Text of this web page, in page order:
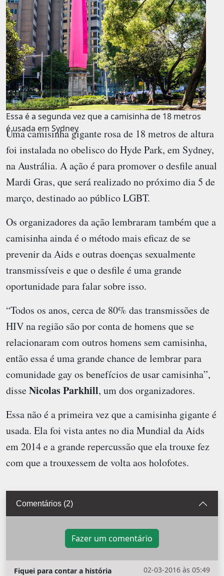
Essa é a segunda vez que a camisinha de 18 metros
é usada em Sydney
Uma camisinha gigante rosa de 18 metros de altura
foi instalada no obelisco do Hyde Park, em Sydney,
na Austrália. A ação é para promover o desfile anual
Mardi Gras, que será realizado no próximo dia 5 de
março, destinado ao público LGBT.
Os organizadores da ação lembraram também que a
camisinha ainda é o método mais eficaz de se
prevenir da Aids e outras doenças sexualmente
transmissíveis e que o desfile é uma grande
oportunidade para falar sobre isso.
“Todos os anos, cerca de 80% das transmissões de
HIV na região são por conta de homens que se
relacionaram com outros homens sem camisinha,
então essa é uma grande chance de lembrar para
comunidade gay os benefícios de usar camisinha”,
disseNicolas Parkhill, um dos organizadores.
Essa não é a primeira vez que a camisinha gigante é
usada. Ela foi vista antes no dia Mundial da Aids
em 2014 e a grande repercussão que ela trouxe fez
com que a trouxessem de volta aos holofotes.
Comentários (2)
Fazer um comentário
02-03-2016 às 05:49
Fiquei para contar a história